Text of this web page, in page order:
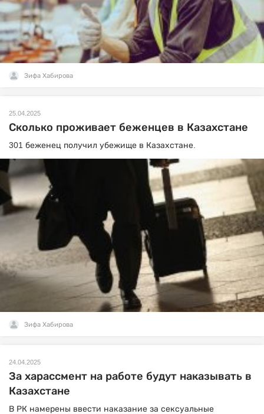
Зифа Хабирова
25.04.2025
Сколько проживает беженцев в Казахстане
301 беженец получил убежище в Казахстане.
Зифа Хабирова
24.04.2025
За харассмент на работе будут наказывать в
Казахстане
В РК намерены ввести наказание за сексуальные